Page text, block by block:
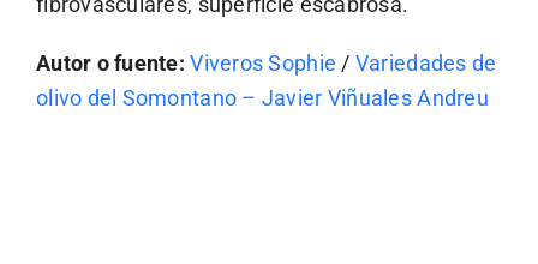
Autor o fuente: Viveros Sophie / Variedades de
olivo del Somontano – Javier Viñuales Andreu